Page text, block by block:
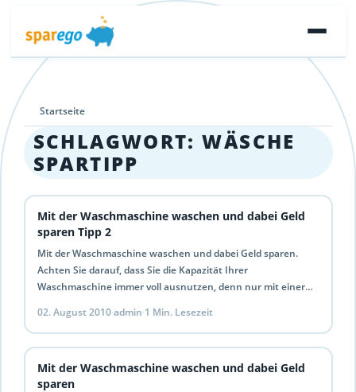
Startseite
SCHLAGWORT:WÄSCHE
SPARTIPP
Mit der Waschmaschine waschen und dabei Geld
sparen Tipp 2
Mit der Waschmaschine waschen und dabei Geld sparen.
Achten Sie darauf, dass Sie die Kapazität Ihrer
Waschmaschine immer voll ausnutzen, denn nur mit einer
02. August 2010·admin·1 Min. Lesezeit
Mit der Waschmaschine waschen und dabei Geld
sparen